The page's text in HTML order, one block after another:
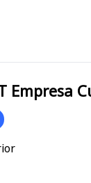
ECSP